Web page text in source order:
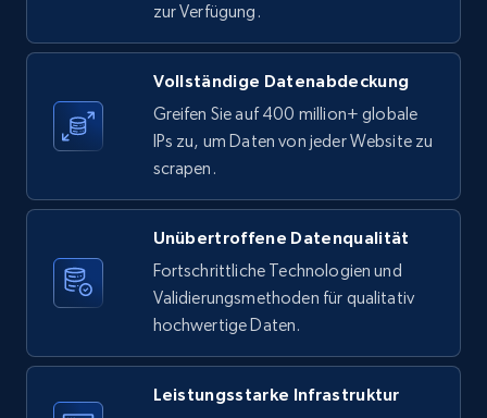
Facebook - Comments
URL, Post id, Post url, Comment id, User name,
User id, User url, Date created, and more.
299+
Facebook - Posts by group URL
URL, Post id, User url, User username raw,
Content, Date posted, Hashtags, Num
comments, and more.
zur Verfügung.
Vollständige Datenabdeckung
Greifen Sie auf 400 million+ globale
IPs zu, um Daten von jeder Website zu
scrapen.
Unübertroffene Datenqualität
Fortschrittliche Technologien und
Validierungsmethoden für qualitativ
hochwertige Daten.
Leistungsstarke Infrastruktur